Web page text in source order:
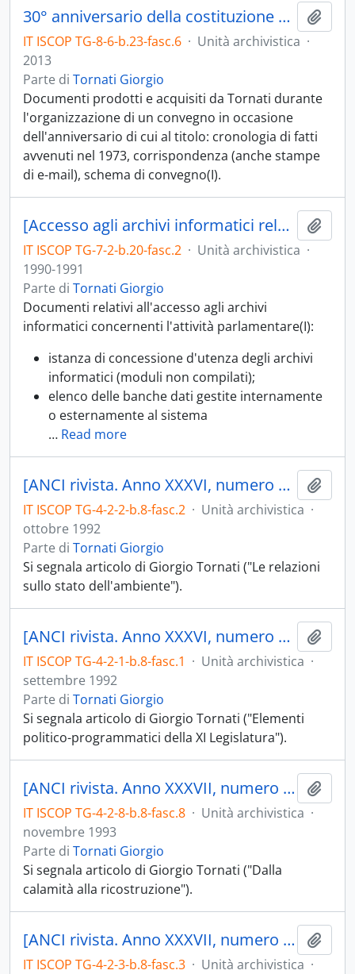
30° anniversario della costituzione del circolo pesarese di Legambiente
IT ISCOP TG-8-6-b.23-fasc.6 · Unità archivistica ·
2013
Parte di Tornati Giorgio
Documenti prodotti e acquisiti da Tornati durante
l'organizzazione di un convegno in occasione
dell'anniversario di cui al titolo: cronologia di fatti
avvenuti nel 1973, corrispondenza (anche stampe
di e-mail), schema di convegno(I).
[Accesso agli archivi informatici relativi all'attività parlamentare]
IT ISCOP TG-7-2-b.20-fasc.2 · Unità archivistica ·
1990-1991
Parte di Tornati Giorgio
Documenti relativi all'accesso agli archivi
informatici concernenti l'attività parlamentare(I):
istanza di concessione d'utenza degli archivi
informatici (moduli non compilati);
elenco delle banche dati gestite internamente
o esternamente al sistema
… Read more
[ANCI rivista. Anno XXXVI, numero 10, ottobre 1992]
IT ISCOP TG-4-2-2-b.8-fasc.2 · Unità archivistica ·
ottobre 1992
Parte di Tornati Giorgio
Si segnala articolo di Giorgio Tornati ("Le relazioni
sullo stato dell'ambiente").
[ANCI rivista. Anno XXXVI, numero 9, settembre 1992]
IT ISCOP TG-4-2-1-b.8-fasc.1 · Unità archivistica ·
settembre 1992
Parte di Tornati Giorgio
Si segnala articolo di Giorgio Tornati ("Elementi
politico-programmatici della XI Legislatura").
[ANCI rivista. Anno XXXVII, numero 11, novembre 1993]
IT ISCOP TG-4-2-8-b.8-fasc.8 · Unità archivistica ·
novembre 1993
Parte di Tornati Giorgio
Si segnala articolo di Giorgio Tornati ("Dalla
calamità alla ricostruzione").
[ANCI rivista. Anno XXXVII, numero 2, febbraio 1993]
IT ISCOP TG-4-2-3-b.8-fasc.3 · Unità archivistica ·